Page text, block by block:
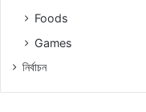
Foods
Games
নিৰ্বাচন